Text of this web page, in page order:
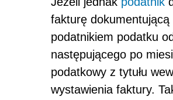
fakturę
podatnikiem podatku
następującego po
podatkowy z tytułu
wystawienia faktury.